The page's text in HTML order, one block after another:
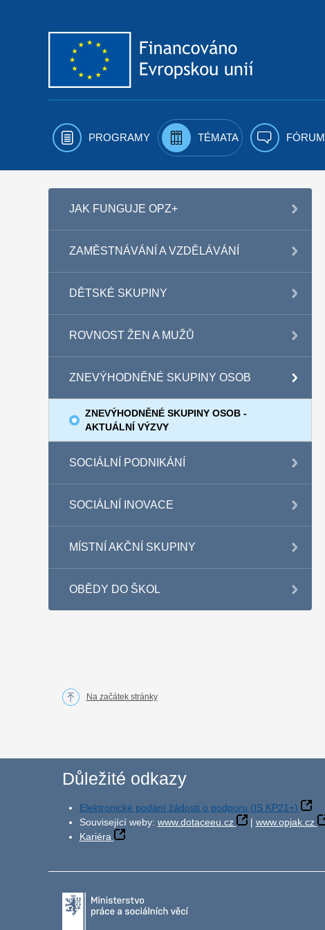
PROGRAMY TÉMATA FÓRUM
JAK FUNGUJE OPZ+
ZAMĚSTNÁVÁNÍ A VZDĚLÁVÁNÍ
DĚTSKÉ SKUPINY
ROVNOST ŽEN A MUŽŮ
ZNEVÝHODNĚNÉ SKUPINY OSOB
ZNEVÝHODNĚNÉ SKUPINY OSOB -
AKTUÁLNÍ VÝZVY
SOCIÁLNÍ PODNIKÁNÍ
SOCIÁLNÍ INOVACE
MÍSTNÍ AKČNÍ SKUPINY
OBĚDY DO ŠKOL
Na začátek stránky
Důležité odkazy
Elektronické podání žádosti o podporu (IS KP21+)
Související weby: www.dotaceeu.cz | www.opjak.cz
Kariéra